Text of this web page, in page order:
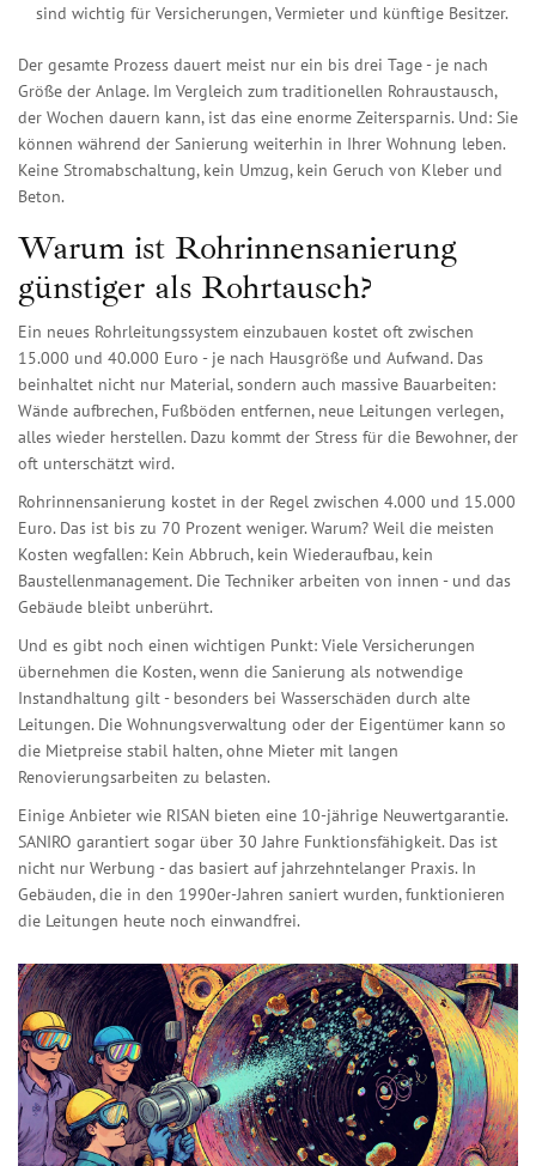
sind wichtig für Versicherungen, Vermieter und künftige Besitzer.
Der gesamte Prozess dauert meist nur ein bis drei Tage - je nach
Größe der Anlage. Im Vergleich zum traditionellen Rohraustausch,
der Wochen dauern kann, ist das eine enorme Zeitersparnis. Und: Sie
können während der Sanierung weiterhin in Ihrer Wohnung leben.
Keine Stromabschaltung, kein Umzug, kein Geruch von Kleber und
Beton.
Warum ist Rohrinnensanierung
günstiger als Rohrtausch?
Ein neues Rohrleitungssystem einzubauen kostet oft zwischen
15.000 und 40.000 Euro - je nach Hausgröße und Aufwand. Das
beinhaltet nicht nur Material, sondern auch massive Bauarbeiten:
Wände aufbrechen, Fußböden entfernen, neue Leitungen verlegen,
alles wieder herstellen. Dazu kommt der Stress für die Bewohner, der
oft unterschätzt wird.
Rohrinnensanierung kostet in der Regel zwischen 4.000 und 15.000
Euro. Das ist bis zu 70 Prozent weniger. Warum? Weil die meisten
Kosten wegfallen: Kein Abbruch, kein Wiederaufbau, kein
Baustellenmanagement. Die Techniker arbeiten von innen - und das
Gebäude bleibt unberührt.
Und es gibt noch einen wichtigen Punkt: Viele Versicherungen
übernehmen die Kosten, wenn die Sanierung als notwendige
Instandhaltung gilt - besonders bei Wasserschäden durch alte
Leitungen. Die Wohnungsverwaltung oder der Eigentümer kann so
die Mietpreise stabil halten, ohne Mieter mit langen
Renovierungsarbeiten zu belasten.
Einige Anbieter wie RISAN bieten eine 10-jährige Neuwertgarantie.
SANIRO garantiert sogar über 30 Jahre Funktionsfähigkeit. Das ist
nicht nur Werbung - das basiert auf jahrzehntelanger Praxis. In
Gebäuden, die in den 1990er-Jahren saniert wurden, funktionieren
die Leitungen heute noch einwandfrei.